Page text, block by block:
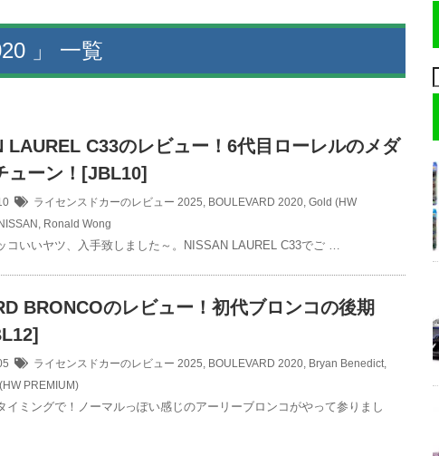
」 一覧
LAUREL C33のレビュー！6代目ローレルのメダ
ューン！[JBL10]
ライセンスドカーのレビュー 2025, BOULEVARD 2020, Gold (HW
NISSAN , Ronald Wong
コいいヤツ、入手致しました～。NISSAN LAUREL C33でご …
BRONCOのレビュー！初代ブロンコの後期
ライセンスドカーのレビュー 2025, BOULEVARD 2020, Bryan Benedict,
PREMIUM)
イミングで！ノーマルっぽい感じのアーリーブロンコがやって参りまし